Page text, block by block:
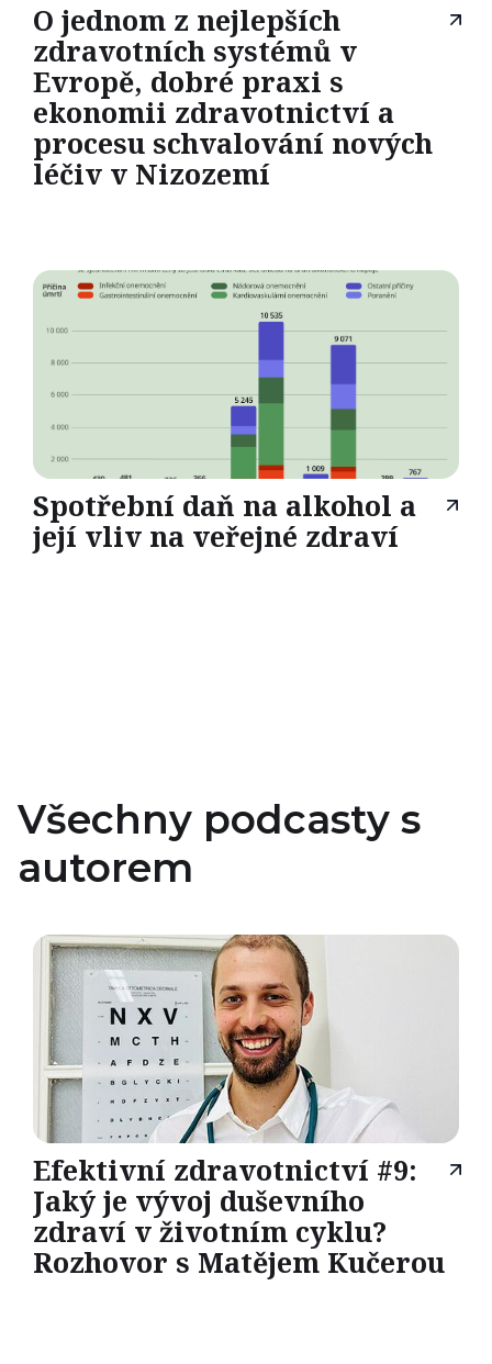
O jednom z nejlepších
zdravotních systémů v
Evropě, dobré praxi s
ekonomii zdravotnictví a
procesu schvalování nových
léčiv v Nizozemí
Spotřební daň na alkohol a
její vliv na veřejné zdraví
Všechny podcasty s
autorem
Efektivní zdravotnictví #9:
Jaký je vývoj duševního
zdraví v životním cyklu?
Rozhovor s Matějem Kučerou